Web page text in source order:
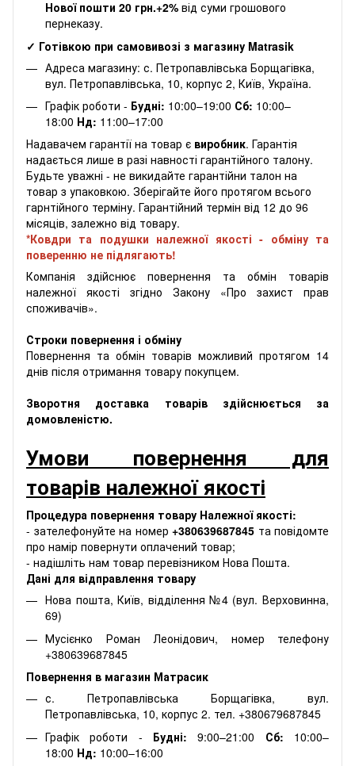
Нової пошти 20 грн.+2% від суми грошового
пернеказу.
✓ Готівкою при самовивозі з магазину Matrasik
Адреса магазину: с. Петропавлівська Борщагівка,
вул. Петропавлівська, 10, корпус 2, Київ, Україна.
Графік роботи - Будні: 10:00–19:00 Сб: 10:00–
18:00 Нд: 11:00–17:00
Надавачем гарантії на товар є виробник. Гарантія
надається лише в разі навності гарантійного талону.
Будьте уважні - не викидайте гарантійни талон на
товар з упаковкою. Зберігайте його протягом всього
гарнтійного терміну. Гарантійний термін від 12 до 96
місяців, залежно від товару.
*Ковдри та подушки належної якості - обміну та
поверенню не підлягають!
Компанія здійснює повернення та обмін товарів
належної якості згідно Закону «Про захист прав
споживачів».
Строки повернення і обміну
Повернення та обмін товарів можливий протягом 14
днів після отримання товару покупцем.
Зворотня доставка товарів здійснюється за
домовленістю.
Умови повернення для
товарів належної якості
Процедура повернення товару Належної якості:
- зателефонуйте на номер +380639687845 та повідомте
про намір повернути оплачений товар;
- надішліть нам товар перевізником Нова Пошта.
Дані для відправлення товару
Нова пошта, Київ, відділення №4 (вул. Верховинна,
69)
Мусієнко Роман Леонідович, номер телефону
+380639687845
Повернення в магазин Матрасик
с. Петропавлівська Борщагівка, вул.
Петропавлівська, 10, корпус 2. тел. +380679687845
Графік роботи - Будні: 9:00–21:00 Сб: 10:00–
18:00 Нд: 10:00–16:00